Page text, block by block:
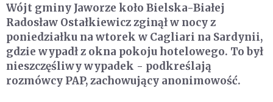
Wójt gminy Jaworze koło Bielska-Białej
Radosław Ostałkiewicz zginął w nocy z
poniedziałku na wtorek w Cagliari na Sardynii,
gdzie wypadł z okna pokoju hotelowego. To był
nieszczęśliwy wypadek - podkreślają
rozmówcy PAP, zachowujący anonimowość.